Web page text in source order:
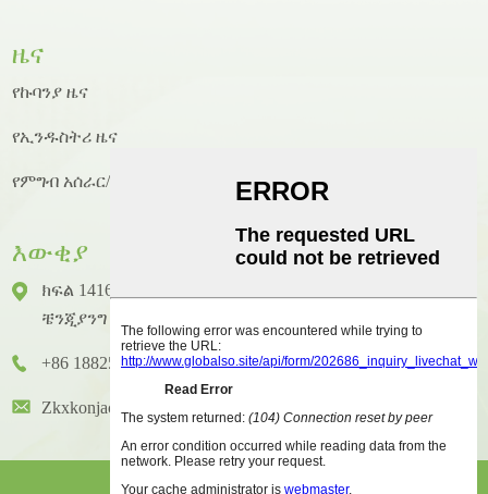
ዜና
የኩባንያ ዜና
የኢንዱስትሪ ዜና
የምግብ አሰራር/የምግብ አሰራር ዜና
እውቂያ
ክፍል 1416 ፣ ፎቅ 14 ፣ ጁንሃኦ ዓለም አቀፍ ህንፃ ፣ ቁጥር 2 ፣
ቼንጂያንግ ዞንግካይ ጎዳና ፣ ሁዪቼንግ አውራጃ ፣ ሁዩዙ ከተማ
+86 18825458362
Zkxkonjac@hzzkx.com